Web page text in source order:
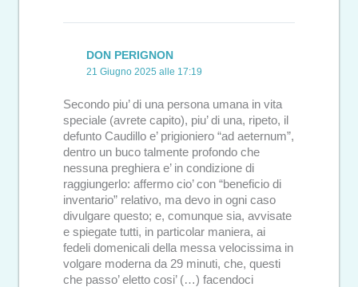
DON PERIGNON
21 Giugno 2025 alle 17:19
Secondo piu’ di una persona umana in vita
speciale (avrete capito), piu’ di una, ripeto, il
defunto Caudillo e’ prigioniero “ad aeternum”,
dentro un buco talmente profondo che
nessuna preghiera e’ in condizione di
raggiungerlo: affermo cio’ con “beneficio di
inventario” relativo, ma devo in ogni caso
divulgare questo; e, comunque sia, avvisate
e spiegate tutti, in particolar maniera, ai
fedeli domenicali della messa velocissima in
volgare moderna da 29 minuti, che, questi
che passo’ eletto cosi’ (…) facendoci